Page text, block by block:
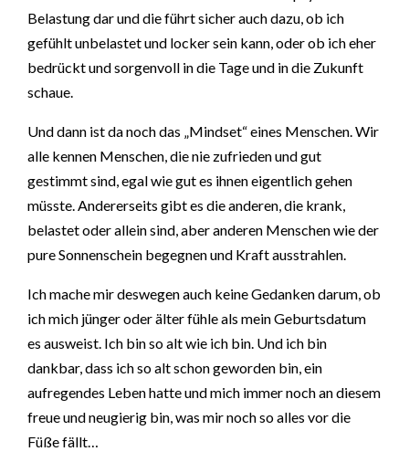
Belastung dar und die führt sicher auch dazu, ob ich
gefühlt unbelastet und locker sein kann, oder ob ich eher
bedrückt und sorgenvoll in die Tage und in die Zukunft
schaue.
Und dann ist da noch das „Mindset“ eines Menschen. Wir
alle kennen Menschen, die nie zufrieden und gut
gestimmt sind, egal wie gut es ihnen eigentlich gehen
müsste. Andererseits gibt es die anderen, die krank,
belastet oder allein sind, aber anderen Menschen wie der
pure Sonnenschein begegnen und Kraft ausstrahlen.
Ich mache mir deswegen auch keine Gedanken darum, ob
ich mich jünger oder älter fühle als mein Geburtsdatum
es ausweist. Ich bin so alt wie ich bin. Und ich bin
dankbar, dass ich so alt schon geworden bin, ein
aufregendes Leben hatte und mich immer noch an diesem
freue und neugierig bin, was mir noch so alles vor die
Füße fällt…